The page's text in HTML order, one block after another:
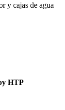
y cajas de agua
HTP